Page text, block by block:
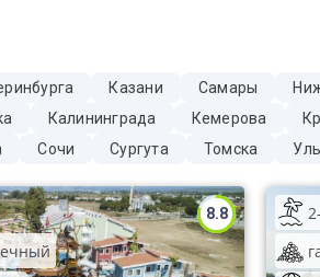
Казани Самары
Калининграда Кемерова
Сочи Сургута Томска
8.8